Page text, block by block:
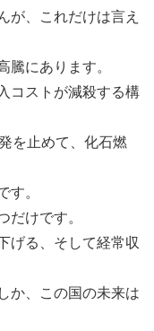
が、これだけは言え
騰にあります。
コストが減殺する構
を止めて、化石燃
す。
だけです。
げる、そして経常収
か、この国の未来は